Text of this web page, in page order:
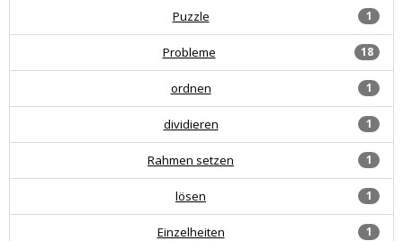
1
Puzzle
18
Probleme
1
ordnen
1
dividieren
1
Rahmen setzen
1
lösen
1
Einzelheiten